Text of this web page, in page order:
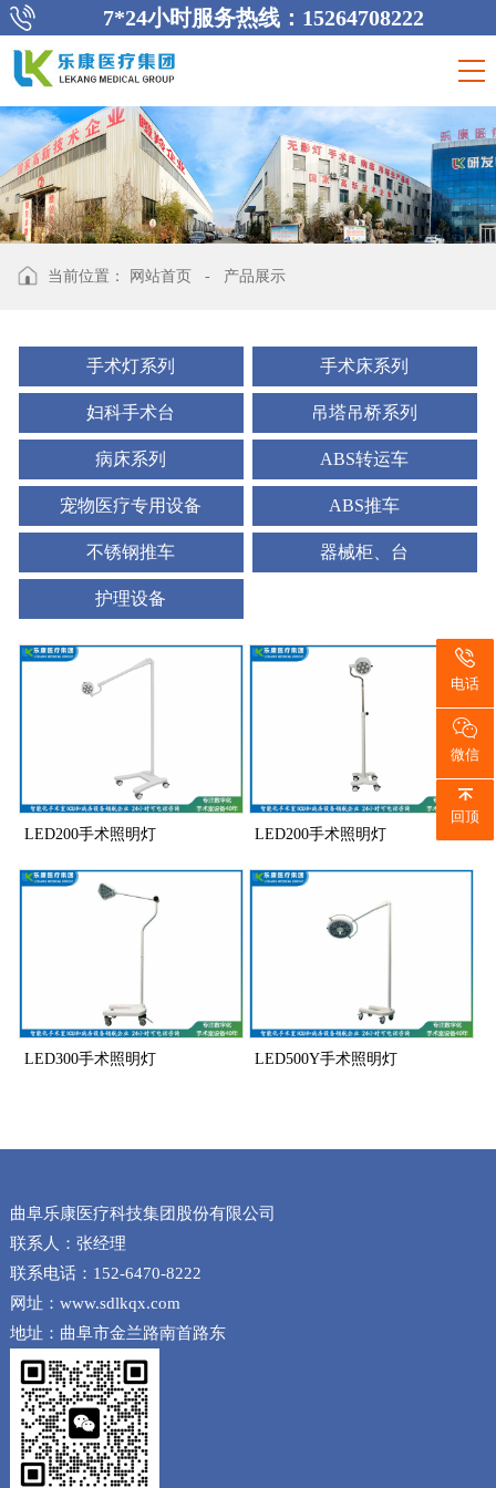
7*24小时服务热线：15264708222
当前位置： 网站首页 - 产品展示
手术灯系列 手术床系列
妇科手术台 吊塔吊桥系列
病床系列 ABS转运车
宠物医疗专用设备 ABS推车
不锈钢推车 器械柜、台
护理设备
LED200手术照明灯
LED300手术照明灯
LED200手术照明灯
LED500Y手术照明灯
曲阜乐康医疗科技集团股份有限公司
联系人：张经理
联系电话：152-6470-8222
网址：www.sdlkqx.com
地址：曲阜市金兰路南首路东
电话
微信
回顶